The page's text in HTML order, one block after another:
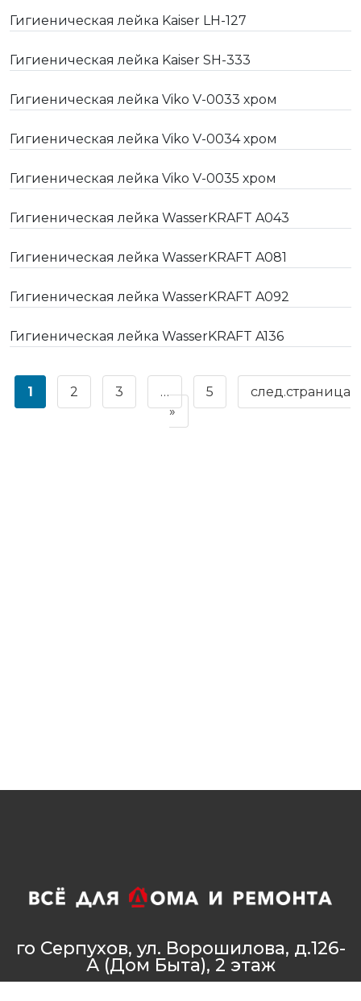
Гигиеническая лейка Kaiser LH-127
Гигиеническая лейка Kaiser SH-333
Гигиеническая лейка Viko V-0033 хром
Гигиеническая лейка Viko V-0034 хром
Гигиеническая лейка Viko V-0035 хром
Гигиеническая лейка WasserKRAFT A043
Гигиеническая лейка WasserKRAFT A081
Гигиеническая лейка WasserKRAFT A092
Гигиеническая лейка WasserKRAFT A136
1 2 3 … 5
след.страница
»
го Серпухов, ул. Ворошилова, д.126-
А (Дом Быта), 2 этаж